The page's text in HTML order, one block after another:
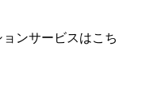
ンサービスはこち